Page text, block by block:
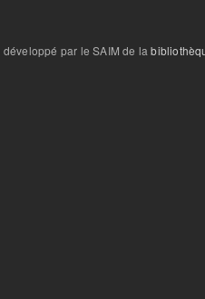
développé par le SAIM de la